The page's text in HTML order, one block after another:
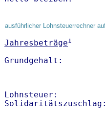
ausführlicher Lohnsteuerrechner
Jahresbeträge1
Lohnsteuer: